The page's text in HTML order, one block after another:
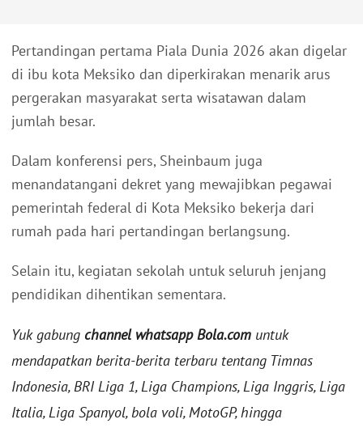
Pertandingan pertama Piala Dunia 2026 akan digelar
di ibu kota Meksiko dan diperkirakan menarik arus
pergerakan masyarakat serta wisatawan dalam
jumlah besar.
Dalam konferensi pers, Sheinbaum juga
menandatangani dekret yang mewajibkan pegawai
pemerintah federal di Kota Meksiko bekerja dari
rumah pada hari pertandingan berlangsung.
Selain itu, kegiatan sekolah untuk seluruh jenjang
pendidikan dihentikan sementara.
Yuk gabung channel whatsapp Bola.com untuk
mendapatkan berita-berita terbaru tentang Timnas
Indonesia, BRI Liga 1, Liga Champions, Liga Inggris, Liga
Italia, Liga Spanyol, bola voli, MotoGP, hingga